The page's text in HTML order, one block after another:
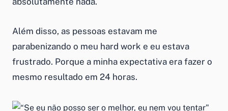
Além disso, as pessoas estavam me
parabenizando o meu hard work e eu estava
frustrado. Porque a minha expectativa era fazer o
mesmo resultado em 24 horas.